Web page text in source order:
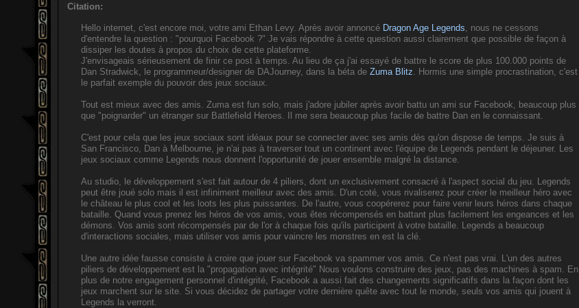
Citation:
Hello internet, c'est encore moi, votre ami Ethan Levy. Après avoir annoncé Dragon Age Legends , nous ne cessons
d'entendre la question : "pourquoi Facebook ?" Je vais répondre à cette question aussi clairement que possible de façon à
dissiper les doutes à propos du choix de cette plateforme.
J'envisageais sérieusement de finir ce post à temps. Au lieu de ça j'ai essayé de battre le score de plus 100.000 points de
Dan Stradwick, le programmeur/designer de DAJourney, dans la béta de Zuma Blitz . Hormis une simple procrastination, c'est
le parfait exemple du pouvoir des jeux sociaux.
Tout est mieux avec des amis. Zuma est fun solo, mais j'adore jubiler après avoir battu un ami sur Facebook, beaucoup plus
que "poignarder" un étranger sur Battlefield Heroes. Il me sera beaucoup plus facile de battre Dan en le connaissant.
C'est pour cela que les jeux sociaux sont idéaux pour se connecter avec ses amis dès qu'on dispose de temps. Je suis à
San Francisco, Dan à Melbourne, je n'ai pas à traverser tout un continent avec l'équipe de Legends pendant le déjeuner. Les
jeux sociaux comme Legends nous donnent l'opportunité de jouer ensemble malgré la distance.
Au studio, le développement s'est fait autour de 4 piliers, dont un exclusivement consacré à l'aspect social du jeu. Legends
peut être joué solo mais il est infiniment meilleur avec des amis. D'un coté, vous rivaliserez pour créer le meilleur héro avec
le château le plus cool et les loots les plus puissantes. De l'autre, vous coopérerez pour faire venir leurs héros dans chaque
bataille. Quand vous prenez les héros de vos amis, vous êtes récompensés en battant plus facilement les engeances et les
démons. Vos amis sont récompensés par de l'or à chaque fois qu'ils participent à votre bataille. Legends a beaucoup
d'interactions sociales, mais utiliser vos amis pour vaincre les monstres en est la clé.
Une autre idée fausse consiste à croire que jouer sur Facebook va spammer vos amis. Ce n'est pas vrai. L'un des autres
piliers de développement est la "propagation avec intégrité" Nous voulons construire des jeux, pas des machines à spam. En
plus de notre engagement personnel d'intégrité, Facebook a aussi fait des changements significatifs dans la façon dont les
jeux marchent sur le site. Si vous décidez de partager votre dernière quête avec tout le monde, seuls vos amis qui jouent à
Legends la verront.